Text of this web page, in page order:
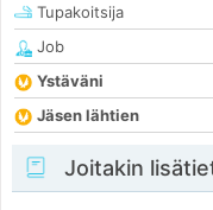
Tupakoitsija
Job
Ystäväni
Jäsen lähtien
Joitakin